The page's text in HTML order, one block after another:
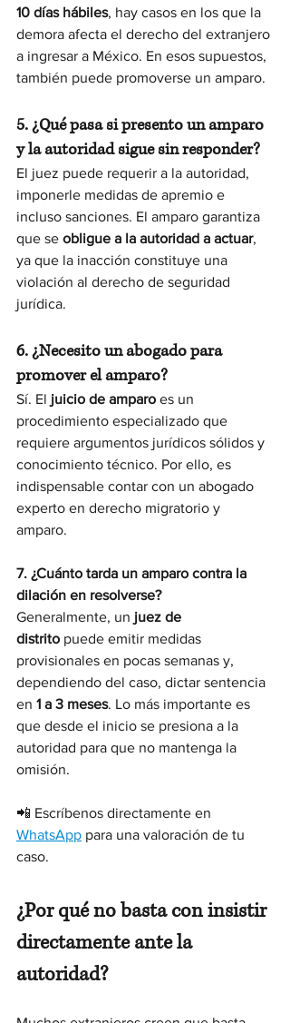
10 días hábiles, hay casos en los que la
demora afecta el derecho del extranjero
a ingresar a México. En esos supuestos,
también puede promoverse un amparo.
5. ¿Qué pasa si presento un amparo
y la autoridad sigue sin responder?
El juez puede requerir a la autoridad,
imponerle medidas de apremio e
incluso sanciones. El amparo garantiza
que se obligue a la autoridad a actuar,
ya que la inacción constituye una
violación al derecho de seguridad
jurídica.
6. ¿Necesito un abogado para
promover el amparo?
Sí. El juicio de amparo es un
procedimiento especializado que
requiere argumentos jurídicos sólidos y
conocimiento técnico. Por ello, es
indispensable contar con un abogado
experto en derecho migratorio y
amparo.
7. ¿Cuánto tarda un amparo contra la
dilación en resolverse?
Generalmente, un juez de
distrito puede emitir medidas
provisionales en pocas semanas y,
dependiendo del caso, dictar sentencia
en 1 a 3 meses. Lo más importante es
que desde el inicio se presiona a la
autoridad para que no mantenga la
omisión.
📲 Escríbenos directamente en
WhatsApp para una valoración de tu
caso.
¿Por qué no basta con insistir
directamente ante la
autoridad?